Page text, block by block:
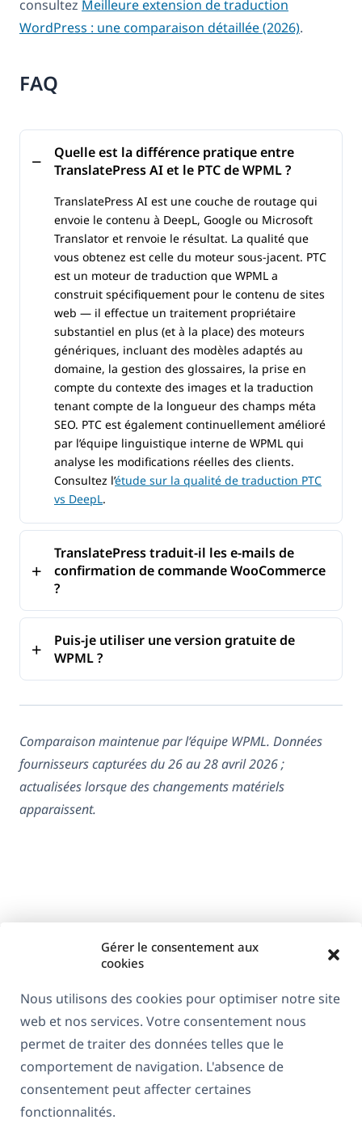
Gérer le consentement aux
cookies
Nous utilisons des cookies pour optimiser notre site
web et nos services. Votre consentement nous
permet de traiter des données telles que le
comportement de navigation. L'absence de
consentement peut affecter certaines
fonctionnalités.
consultez Meilleure extension de traduction
WordPress : une comparaison détaillée (2026).
FAQ
Quelle est la différence pratique entre
TranslatePress AI et le PTC de WPML ?
TranslatePress AI est une couche de routage qui
envoie le contenu à DeepL, Google ou Microsoft
Translator et renvoie le résultat. La qualité que
vous obtenez est celle du moteur sous-jacent. PTC
est un moteur de traduction que WPML a
construit spécifiquement pour le contenu de sites
web — il effectue un traitement propriétaire
substantiel en plus (et à la place) des moteurs
génériques, incluant des modèles adaptés au
domaine, la gestion des glossaires, la prise en
compte du contexte des images et la traduction
tenant compte de la longueur des champs méta
SEO. PTC est également continuellement amélioré
par l’équipe linguistique interne de WPML qui
analyse les modifications réelles des clients.
Consultez l’étude sur la qualité de traduction PTC
vs DeepL.
TranslatePress traduit-il les e-mails de
confirmation de commande WooCommerce
?
Puis-je utiliser une version gratuite de
WPML ?
Comparaison maintenue par l’équipe WPML. Données
fournisseurs capturées du 26 au 28 avril 2026 ;
actualisées lorsque des changements matériels
apparaissent.
RGPD & Politique de confidentialité
Rejoignez notre équipe